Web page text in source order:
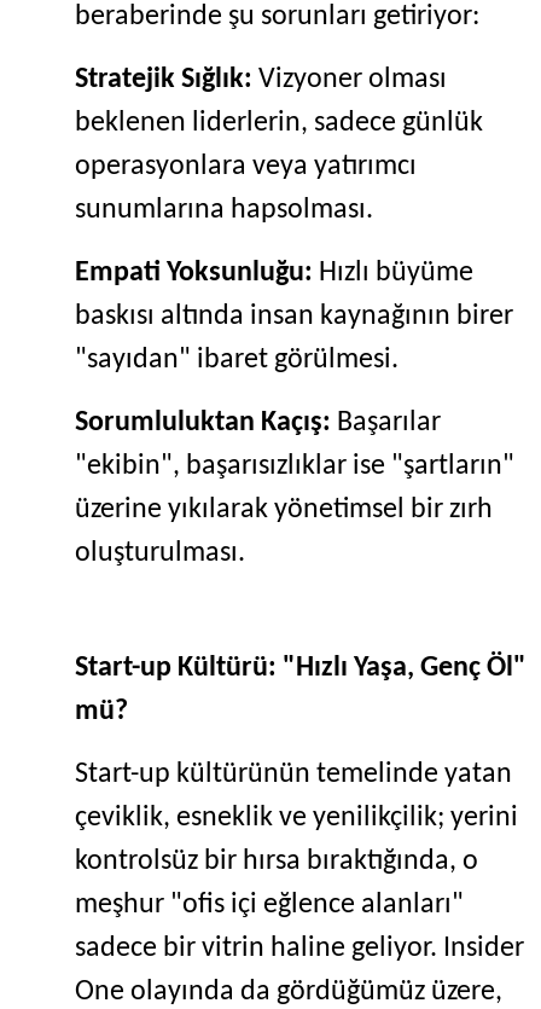
beraberinde şu sorunları getiriyor:
Stratejik Sığlık: Vizyoner olması
beklenen liderlerin, sadece günlük
operasyonlara veya yatırımcı
sunumlarına hapsolması.
Empati Yoksunluğu: Hızlı büyüme
baskısı altında insan kaynağının birer
"sayıdan" ibaret görülmesi.
Sorumluluktan Kaçış: Başarılar
"ekibin", başarısızlıklar ise "şartların"
üzerine yıkılarak yönetimsel bir zırh
oluşturulması.
Start-up Kültürü: "Hızlı Yaşa, Genç Öl"
mü?
Start-up kültürünün temelinde yatan
çeviklik, esneklik ve yenilikçilik; yerini
kontrolsüz bir hırsa bıraktığında, o
meşhur "ofis içi eğlence alanları"
sadece bir vitrin haline geliyor. Insider
One olayında da gördüğümüz üzere,